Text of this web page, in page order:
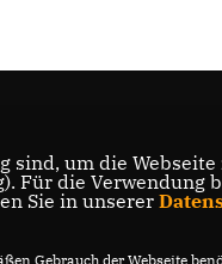
sind, um die
Für die
Sie in unserer
Gebrauch der Webseite